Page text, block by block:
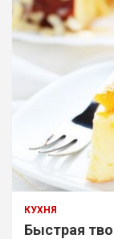
КУХНЯ
Быстрая